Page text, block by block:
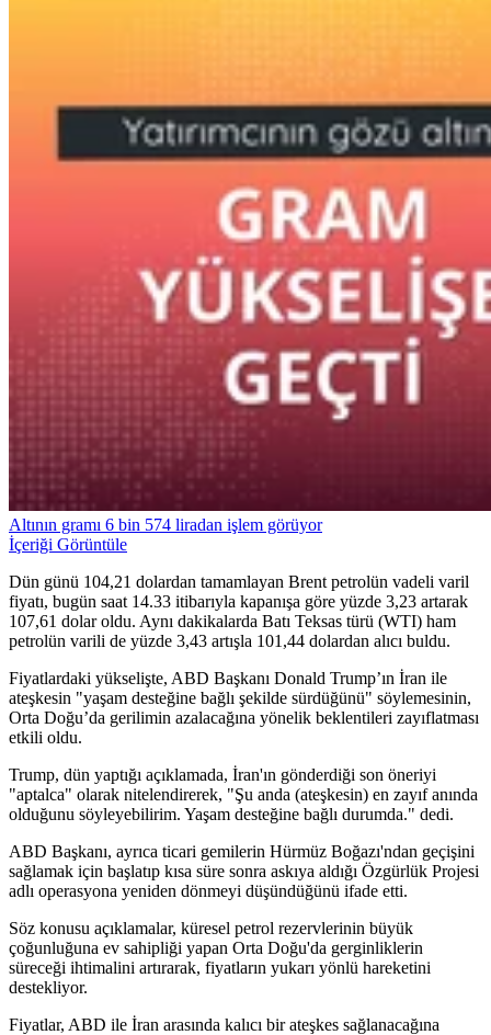
Altının gramı 6 bin 574 liradan işlem görüyor
İçeriği Görüntüle
Dün günü 104,21 dolardan tamamlayan Brent petrolün vadeli varil
fiyatı, bugün saat 14.33 itibarıyla kapanışa göre yüzde 3,23 artarak
107,61 dolar oldu. Aynı dakikalarda Batı Teksas türü (WTI) ham
petrolün varili de yüzde 3,43 artışla 101,44 dolardan alıcı buldu.
Fiyatlardaki yükselişte, ABD Başkanı Donald Trump’ın İran ile
ateşkesin "yaşam desteğine bağlı şekilde sürdüğünü" söylemesinin,
Orta Doğu’da gerilimin azalacağına yönelik beklentileri zayıflatması
etkili oldu.
Trump, dün yaptığı açıklamada, İran'ın gönderdiği son öneriyi
"aptalca" olarak nitelendirerek, "Şu anda (ateşkesin) en zayıf anında
olduğunu söyleyebilirim. Yaşam desteğine bağlı durumda." dedi.
ABD Başkanı, ayrıca ticari gemilerin Hürmüz Boğazı'ndan geçişini
sağlamak için başlatıp kısa süre sonra askıya aldığı Özgürlük Projesi
adlı operasyona yeniden dönmeyi düşündüğünü ifade etti.
Söz konusu açıklamalar, küresel petrol rezervlerinin büyük
çoğunluğuna ev sahipliği yapan Orta Doğu'da gerginliklerin
süreceği ihtimalini artırarak, fiyatların yukarı yönlü hareketini
destekliyor.
Fiyatlar, ABD ile İran arasında kalıcı bir ateşkes sağlanacağına